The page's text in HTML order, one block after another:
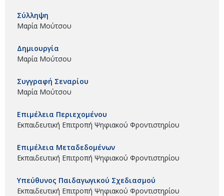
Σύλληψη
Μαρία Μούτσου
Δημιουργία
Μαρία Μούτσου
Συγγραφή Σεναρίου
Μαρία Μούτσου
Επιμέλεια Περιεχομένου
Εκπαιδευτική Επιτροπή Ψηφιακού Φροντιστηρίου
Επιμέλεια Μεταδεδομένων
Εκπαιδευτική Επιτροπή Ψηφιακού Φροντιστηρίου
Υπεύθυνος Παιδαγωγικού Σχεδιασμού
Εκπαιδευτική Επιτροπή Ψηφιακού Φροντιστηρίου